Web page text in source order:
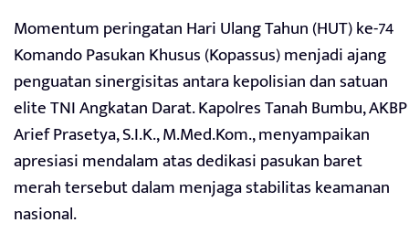
Momentum peringatan Hari Ulang Tahun (HUT) ke-74
Komando Pasukan Khusus (Kopassus) menjadi ajang
penguatan sinergisitas antara kepolisian dan satuan
elite TNI Angkatan Darat. Kapolres Tanah Bumbu, AKBP
Arief Prasetya, S.I.K., M.Med.Kom., menyampaikan
apresiasi mendalam atas dedikasi pasukan baret
merah tersebut dalam menjaga stabilitas keamanan
nasional.